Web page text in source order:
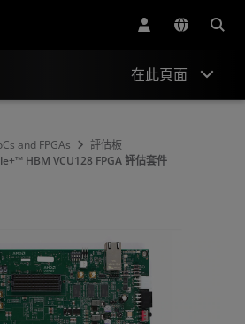
在此頁面
and FPGAs
評估板
HBM VCU128 FPGA 評估套件